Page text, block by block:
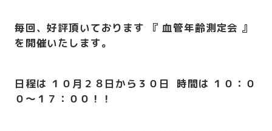
毎回、好評頂いております 『 血管年齢測定会 』
を開催いたします。
日程は １０月２８日から３０日 時間は １０：０
０～１７：００ ！！